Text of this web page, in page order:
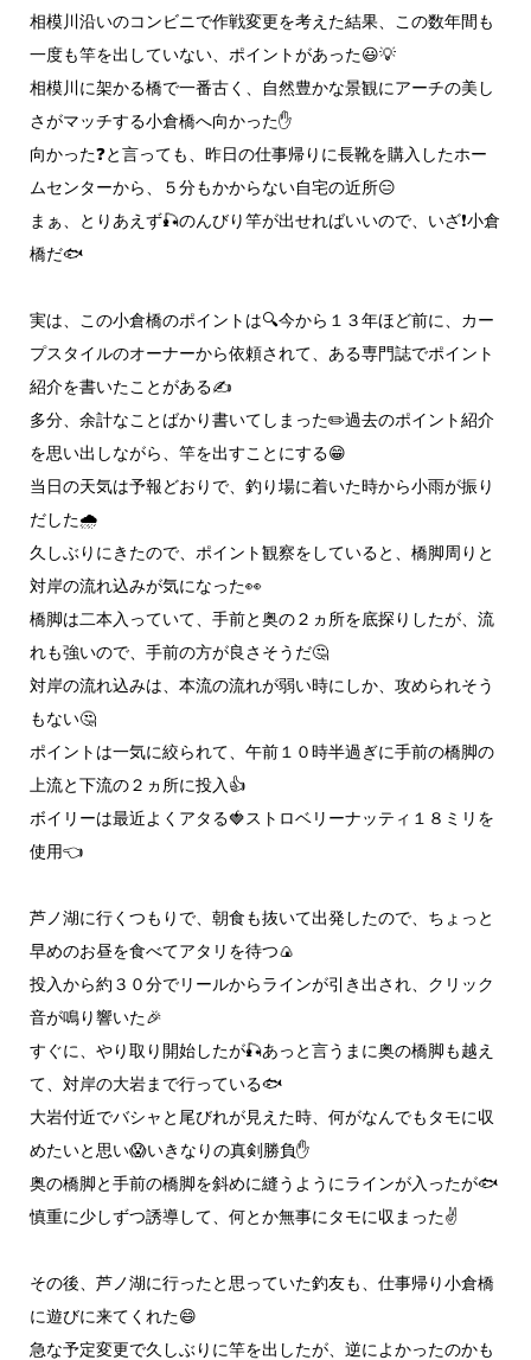
相模川沿いのコンビニで作戦変更を考えた結果、この数年間も
一度も竿を出していない、ポイントがあった😃💡
相模川に架かる橋で一番古く、自然豊かな景観にアーチの美し
さがマッチする小倉橋へ向かった✋
向かった❓️と言っても、昨日の仕事帰りに長靴を購入したホー
ムセンターから、５分もかからない自宅の近所😑
まぁ、とりあえず🎣のんびり竿が出せればいいので、いざ❗小倉
橋だ🐟️
実は、この小倉橋のポイントは🔍今から１３年ほど前に、カー
プスタイルのオーナーから依頼されて、ある専門誌でポイント
紹介を書いたことがある✍️
多分、余計なことばかり書いてしまった✏️過去のポイント紹介
を思い出しながら、竿を出すことにする😁
当日の天気は予報どおりで、釣り場に着いた時から小雨が振り
だした🌧️
久しぶりにきたので、ポイント観察をしていると、橋脚周りと
対岸の流れ込みが気になった👀
橋脚は二本入っていて、手前と奥の２ヵ所を底探りしたが、流
れも強いので、手前の方が良さそうだ🤔
対岸の流れ込みは、本流の流れが弱い時にしか、攻められそう
もない🤔
ポイントは一気に絞られて、午前１０時半過ぎに手前の橋脚の
上流と下流の２ヵ所に投入👍
ボイリーは最近よくアタる🍓ストロベリーナッティ１８ミリを
使用👈
芦ノ湖に行くつもりで、朝食も抜いて出発したので、ちょっと
早めのお昼を食べてアタリを待つ🍙
投入から約３０分でリールからラインが引き出され、クリック
音が鳴り響いた🎉
すぐに、やり取り開始したが🎣あっと言うまに奥の橋脚も越え
て、対岸の大岩まで行っている🐟️
大岩付近でバシャと尾びれが見えた時、何がなんでもタモに収
めたいと思い😱いきなりの真剣勝負✋
奥の橋脚と手前の橋脚を斜めに縫うようにラインが入ったが🐟️
慎重に少しずつ誘導して、何とか無事にタモに収まった✌️
その後、芦ノ湖に行ったと思っていた釣友も、仕事帰り小倉橋
に遊びに来てくれた😄
急な予定変更で久しぶりに竿を出したが、逆によかったのかも